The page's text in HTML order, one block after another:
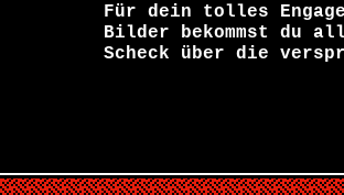
Für dein tolles
Bilder bekommst du
Scheck über die